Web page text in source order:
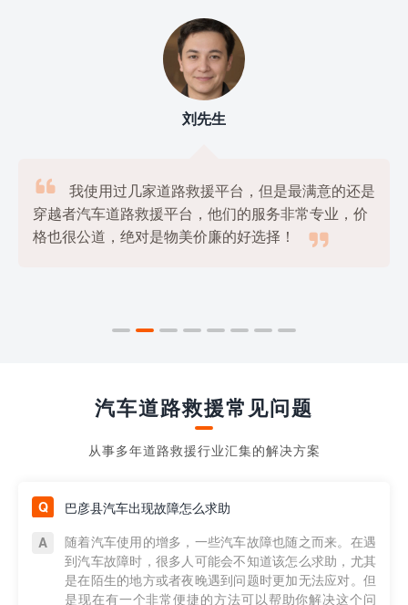
刘先生

我使用过几家道路救援平台，但是最满意的还是
穿越者汽车道路救援平台，他们的服务非常专业，价
格也很公道，绝对是物美价廉的好选择！

汽车道路救援常见问题
从事多年道路救援行业汇集的解决方案
巴彦县汽车出现故障怎么求助
随着汽车使用的增多，一些汽车故障也随之而来。在遇
到汽车故障时，很多人可能会不知道该怎么求助，尤其
是在陌生的地方或者夜晚遇到问题时更加无法应对。但
是现在有一个非常便捷的方法可以帮助你解决这个问